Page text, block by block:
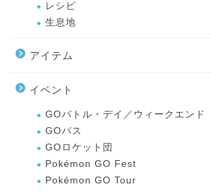
レシピ
生息地
アイテム
イベント
GOバトル・デイ／ウィークエンド
GOパス
GOロケット団
Pokémon GO Fest
Pokémon GO Tour